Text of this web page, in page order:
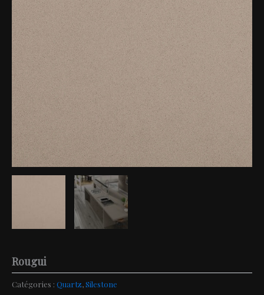
Rougui
Catégories : Quartz,Silestone